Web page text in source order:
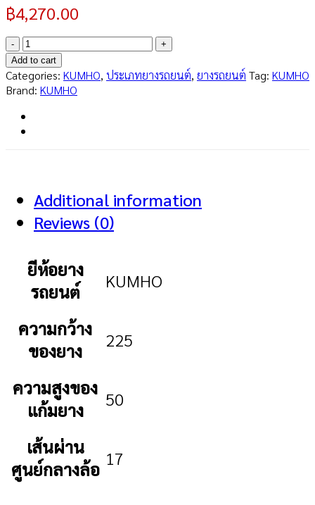
฿4,270.00
Majesty
9
Solus
TA91
quantity
Add to cart
Categories: KUMHO, ประเภทยางรถยนต์, ยางรถยนต์ Tag: KUMHO
Brand: KUMHO
Additional information
Reviews (0)
ยีห้อยาง
รถยนต์
KUMHO
ความกว้าง
ของยาง
225
ความสูงของ
แก้มยาง
50
เส้นผ่าน
ศูนย์กลางล้อ 17